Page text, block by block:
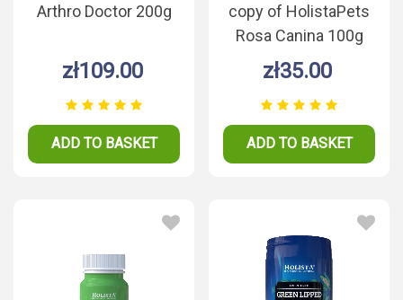
Arthro Doctor 200g
zł109.00
ADD TO BASKET
copy of HolistaPets
Rosa Canina 100g
zł35.00
ADD TO BASKET